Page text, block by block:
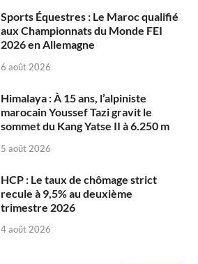
Sports Équestres : Le Maroc qualifié
aux Championnats du Monde FEI
2026 en Allemagne
6 août 2026
Himalaya : À 15 ans, l’alpiniste
marocain Youssef Tazi gravit le
sommet du Kang Yatse II à 6.250 m
5 août 2026
HCP : Le taux de chômage strict
recule à 9,5% au deuxième
trimestre 2026
4 août 2026